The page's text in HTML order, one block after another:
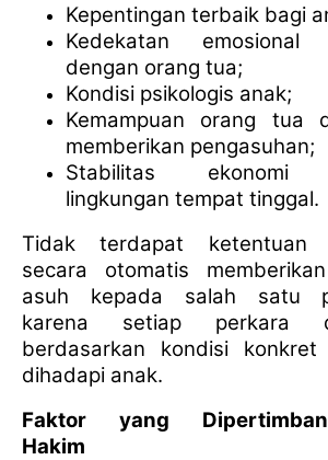
Kepentingan terbaik bagi
Kedekatan emosional
dengan orang tua;
Kondisi psikologis anak;
Kemampuan orang tua
memberikan pengasuhan;
Stabilitas ekonomi
lingkungan tempat tinggal.
Tidak terdapat ketentuan
secara otomatis
asuh kepada salah satu
karena setiap perkara
berdasarkan kondisi konkret
dihadapi anak.
Faktor yang
Hakim